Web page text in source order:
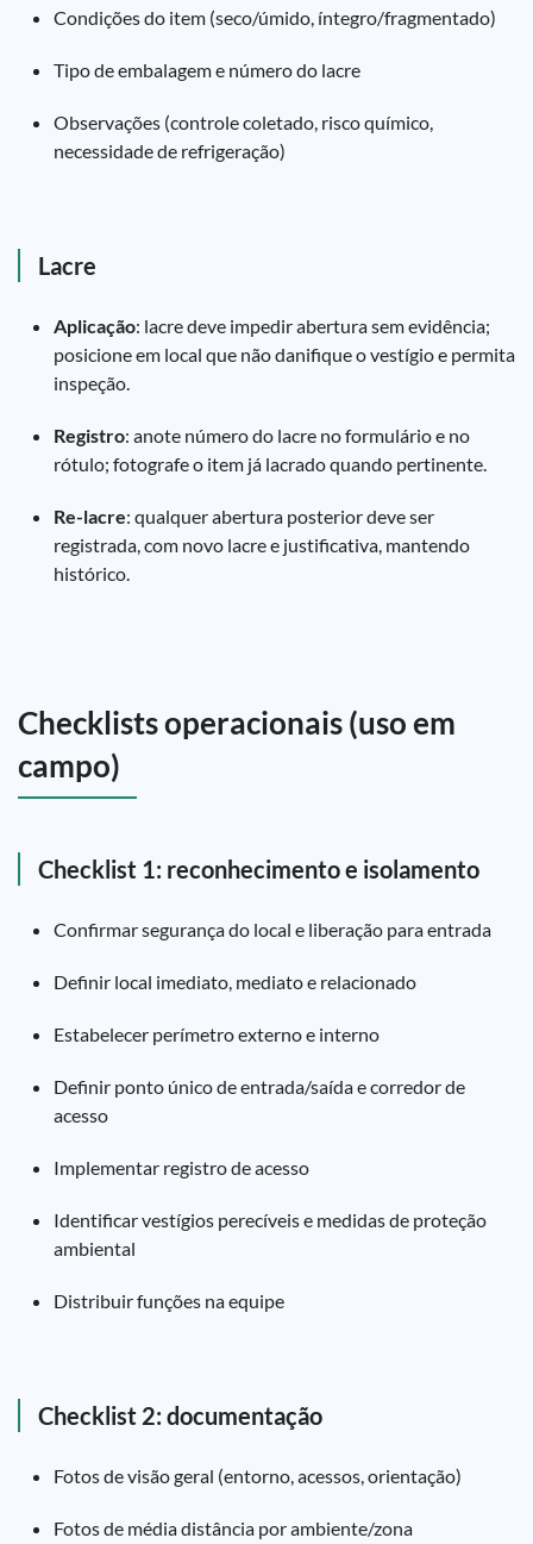
Condições do item (seco/úmido, íntegro/fragmentado)
Tipo de embalagem e número do lacre
Observações (controle coletado, risco químico,
necessidade de refrigeração)
Lacre
Aplicação: lacre deve impedir abertura sem evidência;
posicione em local que não danifique o vestígio e permita
inspeção.
Registro: anote número do lacre no formulário e no
rótulo; fotografe o item já lacrado quando pertinente.
Re-lacre: qualquer abertura posterior deve ser
registrada, com novo lacre e justificativa, mantendo
histórico.
Checklists operacionais (uso em
campo)
Checklist 1: reconhecimento e isolamento
Confirmar segurança do local e liberação para entrada
Definir local imediato, mediato e relacionado
Estabelecer perímetro externo e interno
Definir ponto único de entrada/saída e corredor de
acesso
Implementar registro de acesso
Identificar vestígios perecíveis e medidas de proteção
ambiental
Distribuir funções na equipe
Checklist 2: documentação
Fotos de visão geral (entorno, acessos, orientação)
Fotos de média distância por ambiente/zona